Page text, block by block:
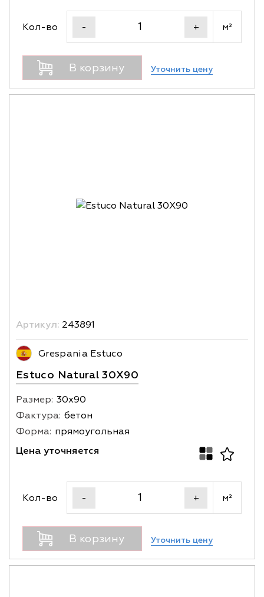
Кол-во - + м²
В корзину Уточнить цену
Артикул: 243891
Grespania Estuco
Estuco Naturаl 30X90
Размер: 30х90
Фактура: бетон
Форма: прямоугольная
Цена уточняется
Кол-во - + м²
В корзину Уточнить цену